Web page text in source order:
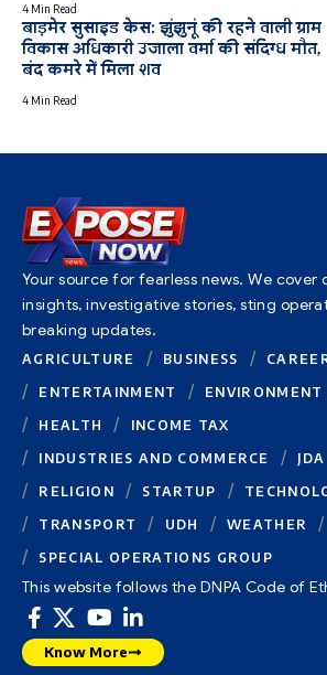
4 Min Read
बाड़मेर सुसाइड केस: झुंझुनूं की रहने वाली ग्राम
विकास अधिकारी उजाला वर्मा की संदिग्ध मौत,
बंद कमरे में मिला शव
4 Min Read
Your source for fearless news. We cover
insights, investigative stories, sting
breaking updates.
AGRICULTURE BUSINESS
ENTERTAINMENT
ENVIRONMENT
HEALTH
INCOME TAX
INDUSTRIES AND COMMERCE
JDA
RELIGION
STARTUP
TRANSPORT
UDH WEATHER
SPECIAL OPERATIONS GROUP
This website follows the DNPA Code of
Know More